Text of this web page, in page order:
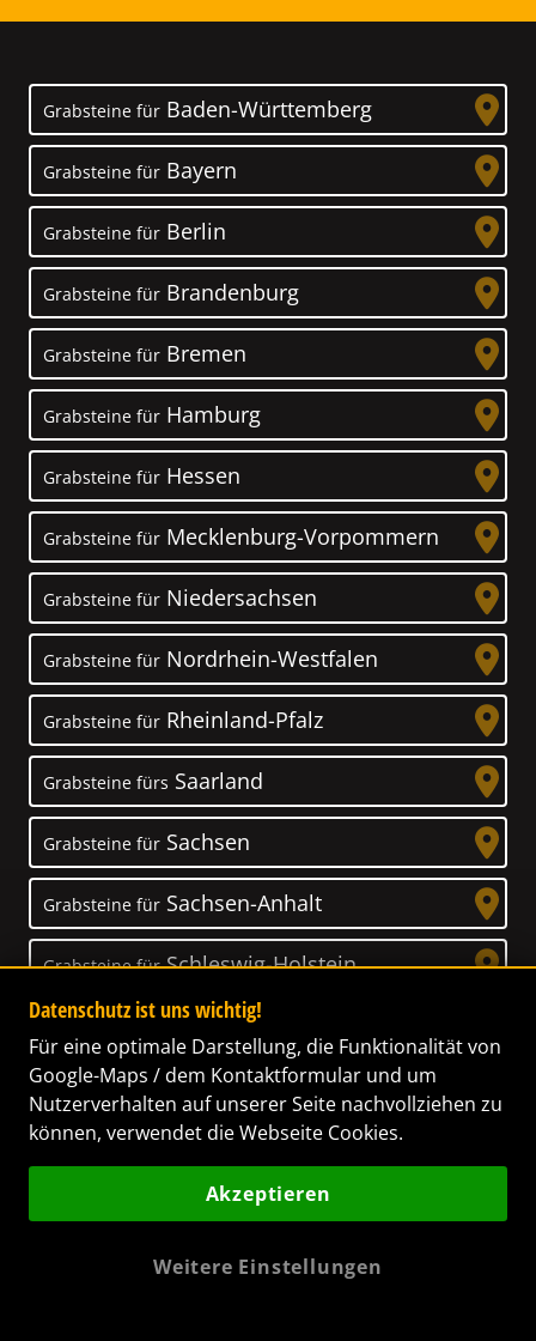
Grabsteine für Baden-Württemberg
Grabsteine für Bayern
Grabsteine für Berlin
Grabsteine für Brandenburg
Grabsteine für Bremen
Grabsteine für Hamburg
Grabsteine für Hessen
Grabsteine für Mecklenburg-Vorpommern
Grabsteine für Niedersachsen
Grabsteine für Nordrhein-Westfalen
Grabsteine für Rheinland-Pfalz
Grabsteine fürs Saarland
Grabsteine für Sachsen
Grabsteine für Sachsen-Anhalt
Grabsteine fürSchleswig-Holstein
Thüringen
es uns zur Aufgabe gemacht, Ihnen dabei zu
Datenschutz ist uns wichtig!
Für eine optimale Darstellung, die Funktionalität von
Google-Maps / dem Kontaktformular und um
Nutzerverhalten auf unserer Seite nachvollziehen zu
können, verwendet die Webseite Cookies.
Akzeptieren
Weitere Einstellungen